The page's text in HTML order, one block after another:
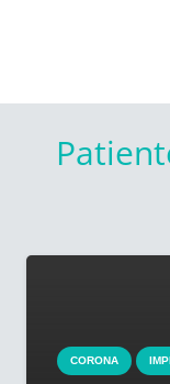
CORONA